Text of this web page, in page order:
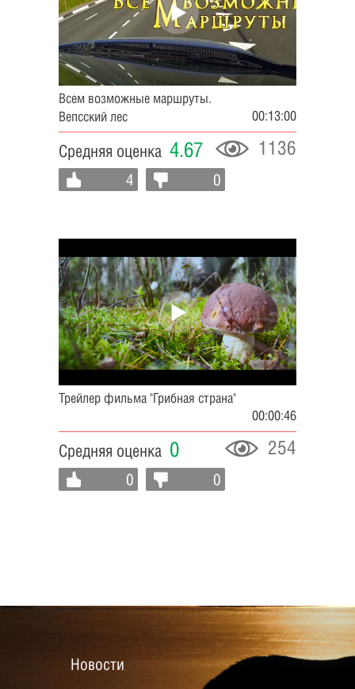
Всем возможные маршруты.
Вепсский лес
00:13:00
Средняя оценка 4.67 1136
4 0
Трейлер фильма "Грибная страна"
00:00:46
Средняя оценка 0 254
0 0
Новости